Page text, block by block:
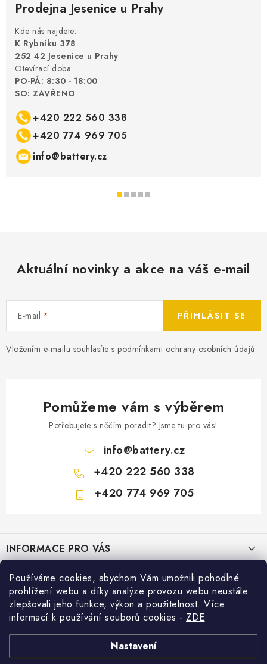
Používáme cookies, abychom Vám umožnili pohodlné
prohlížení webu a díky analýze provozu webu neustále
zlepšovali jeho funkce, výkon a použitelnost. Více
informací k používání souborů cookies - ZDE
Nastavení
Prodejna Jesenice u Prahy
Kde nás najdete:
K Rybníku 378
252 42 Jesenice u Prahy
Otevírací doba:
PO-PÁ: 8:30 - 18:00
SO: ZAVŘENO
+420 222 560 338
+420 774 969 705
info@battery.cz
Aktuální novinky a akce na váš e-mail
E-mail
Vložením e-mailu souhlasíte s podmínkami ochrany osobních údajů
PŘIHLÁSIT SE
Pomůžeme vám s výběrem
Potřebujete s něčím poradit? Jsme tu pro vás!
info@battery.cz
+420 222 560 338
+420 774 969 705
p
a
INFORMACE PRO VÁS
KONTAKTY
POŠTOVNÉ A DOPRAVA
KONFIGURÁTOR AUTOBATERIÍ
O NÁS
PRODEJNY BATTERY.CZ
Prodejna Brno - Pražákova ul.
Prodejna Praha - Brožíkova ul.
Prodejna Ústí n. Labem - Žižkova ul.
Konfigurátor AUTOBATERIE
Konfigurátor AUTOBATERIE
Vyhledávání